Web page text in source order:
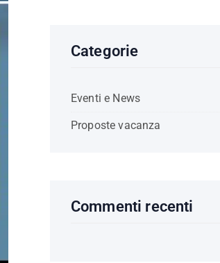
Categorie
Eventi e News
Proposte vacanza
Commenti recenti